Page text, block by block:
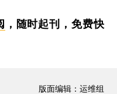
，随时起刊，免费快
版面编辑：运维组